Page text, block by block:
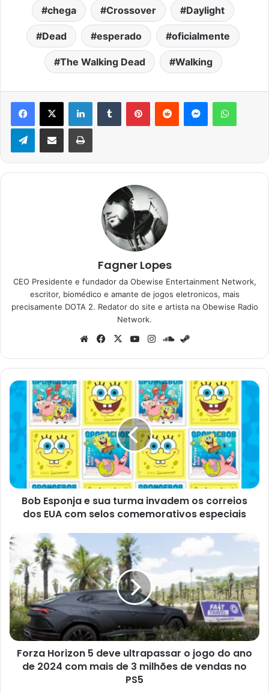
chega Crossover Daylight
Dead esperado oficialmente
The Walking Dead Walking
Facebook
X LinkedinTumblr PinterestReddit Messenger
TelegramCompartilhar via e-mail Imprimir
Fagner Lopes
CEO Presidente e fundador da Obewise Entertainment Network,
escritor, biomédico e amante de jogos eletronicos, mais
precisamente DOTA 2. Redator do site e artista na Obewise Radio
Network.
WebsiteFacebook
X YouTubeInstagramSoundCloud
Bob
Esponja
invadem
correios
dos
EUA
com
comemorativos
especiais
Bob Esponja e sua turma invadem os correios
dos EUA com selos comemorativos especiais
Forza
Horizon
5
deve
ultrapassar
o
jogo
do
ano
de
2024
Forza Horizon 5 deve ultrapassar o jogo do ano
de 2024 com mais de 3 milhões de vendas no
PS5